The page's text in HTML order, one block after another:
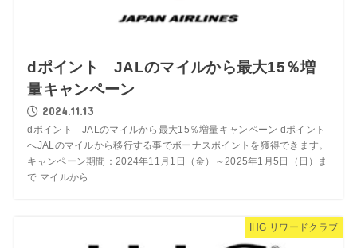
dポイント JALのマイルから最大15％増
量キャンペーン
2024.11.13
dポイント JALのマイルから最大15％増量キャンペーン dポイント
へJALのマイルから移行する事でボーナスポイントを獲得できます。
キャンペーン期間：2024年11月1日（金）～2025年1月5日（日）ま
で マイルから...
IHG リワードクラブ